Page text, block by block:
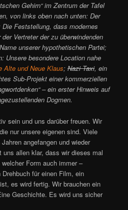
Gehirn“ im Zentrum der Tafel
von links oben nach unten: Der
Feststellung, dass modernes
Vertreter der zu überwindenden
unserer hypothetischen Partei;
Unsere besondere Location nahe
Alte und Neue Klaus;Nazi Taxi, ein
Sub-Projekt einer kommerziellen
– ein erster Hinweis auf
Dogmen.
sein und uns darüber freuen. Wir
nur unsere eigenen sind. Viele
angefangen und wieder
uns allen klar, dass wir dieses mal
Form auch immer –
für einen Film, ein
es wird fertig. Wir brauchen ein
Geschichte. Es wird uns sicher